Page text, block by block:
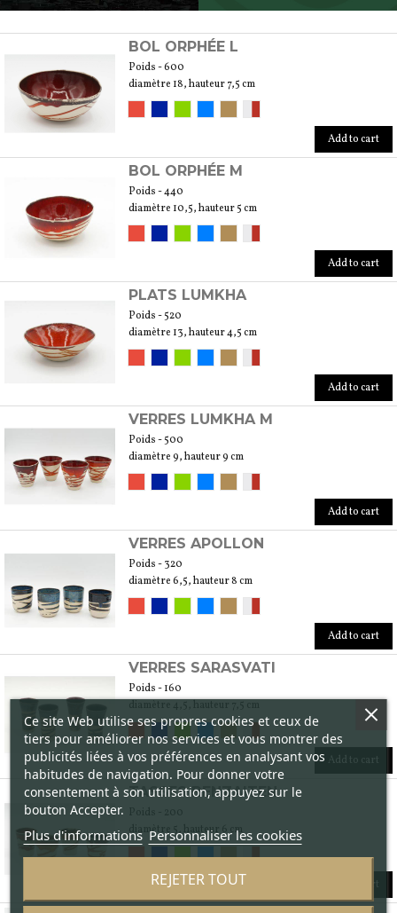
BOL ORPHÉE L
Poids - 600
diamètre 18, hauteur 7,5 cm
Add to cart
BOL ORPHÉE M
Poids - 440
diamètre 10,5, hauteur 5 cm
Add to cart
PLATS LUMKHA
Poids - 520
diamètre 13, hauteur 4,5 cm
Add to cart
VERRES LUMKHA M
Poids - 500
diamètre 9, hauteur 9 cm
Add to cart
VERRES APOLLON
Poids - 320
diamètre 6,5, hauteur 8 cm
Add to cart
VERRES SARASVATI
Poids - 160
Add to cart
TASSES BENZAITEN
diamètre 5, hauteur 6 cm
Add to cart
Ce site Web utilise ses propres cookies et ceux de
tiers pour améliorer nos services et vous montrer des
publicités liées à vos préférences en analysant vos
habitudes de navigation. Pour donner votre
consentement à son utilisation, appuyez sur le
bouton Accepter.
Plus d'informations Personnaliser les cookies
REJETER TOUT